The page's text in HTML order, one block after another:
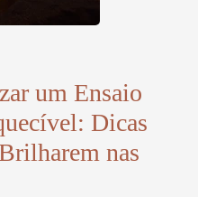
um Ensaio
Dicas
nas